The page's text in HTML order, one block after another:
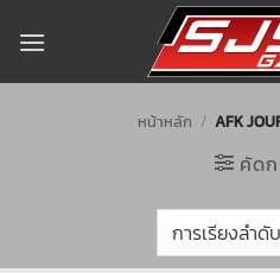
หน้าหลัก / AFK
คัด